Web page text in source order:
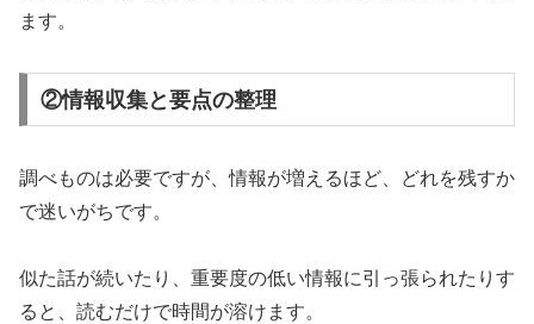
ます。
②情報収集と要点の整理
調べものは必要ですが、情報が増えるほど、どれを残すか
で迷いがちです。
似た話が続いたり、重要度の低い情報に引っ張られたりす
ると、読むだけで時間が溶けます。